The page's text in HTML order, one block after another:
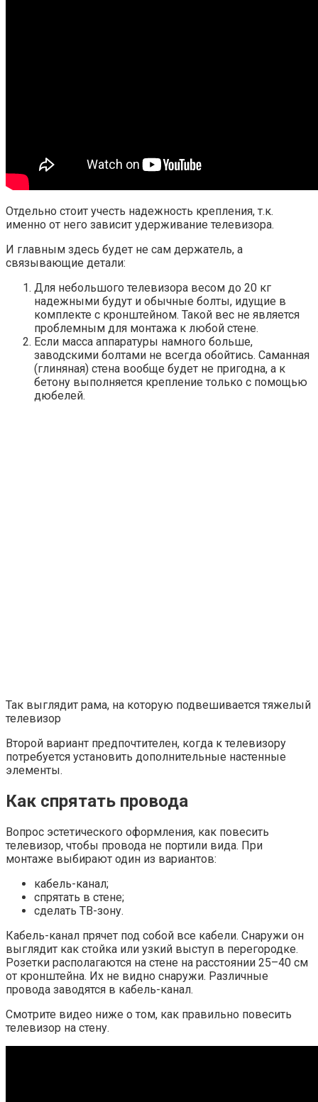
Отдельно стоит учесть надежность крепления, т.к.
именно от него зависит удерживание телевизора.
И главным здесь будет не сам держатель, а
связывающие детали:
Для небольшого телевизора весом до 20 кг
надежными будут и обычные болты, идущие в
комплекте с кронштейном. Такой вес не является
проблемным для монтажа к любой стене.
Если масса аппаратуры намного больше,
заводскими болтами не всегда обойтись. Саманная
(глиняная) стена вообще будет не пригодна, а к
бетону выполняется крепление только с помощью
дюбелей.
Так выглядит рама, на которую подвешивается тяжелый
телевизор
Второй вариант предпочтителен, когда к телевизору
потребуется установить дополнительные настенные
элементы.
Как спрятать провода
Вопрос эстетического оформления, как повесить
телевизор, чтобы провода не портили вида. При
монтаже выбирают один из вариантов:
кабель-канал;
спрятать в стене;
сделать ТВ-зону.
Кабель-канал прячет под собой все кабели. Снаружи он
выглядит как стойка или узкий выступ в перегородке.
Розетки располагаются на стене на расстоянии 25–40 см
от кронштейна. Их не видно снаружи. Различные
провода заводятся в кабель-канал.
Смотрите видео ниже о том, как правильно повесить
телевизор на стену.